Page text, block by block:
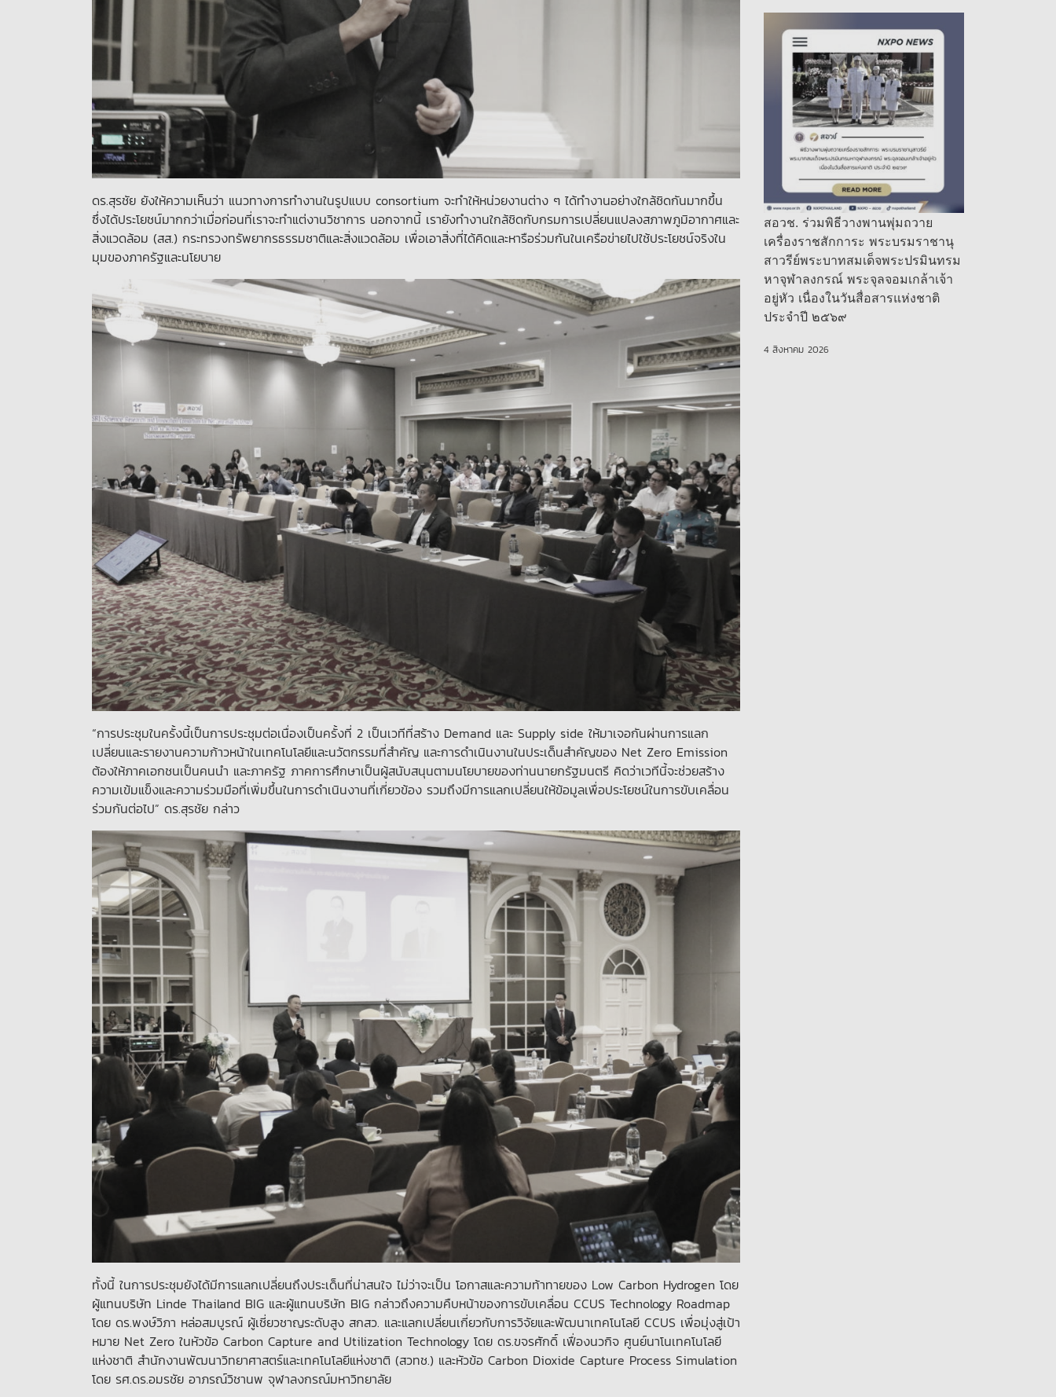
ดร.สุรชัย ยังให้ความเห็นว่า แนวทางการทำงานในรูปแบบ consortium จะทำให้หน่วยงานต่าง ๆ ได้ทำงานอย่างใกล้ชิดกันมากขึ้น
ซึ่งได้ประโยชน์มากกว่าเมื่อก่อนที่เราจะทำแต่งานวิชาการ นอกจากนี้ เรายังทำงานใกล้ชิดกับกรมการเปลี่ยนแปลงสภาพภูมิอากาศและ
สิ่งแวดล้อม (สส.) กระทรวงทรัพยากรธรรมชาติและสิ่งแวดล้อม เพื่อเอาสิ่งที่ได้คิดและหารือร่วมกันในเครือข่ายไปใช้ประโยชน์จริงใน
มุมของภาครัฐและนโยบาย
“การประชุมในครั้งนี้เป็นการประชุมต่อเนื่องเป็นครั้งที่ 2 เป็นเวทีที่สร้าง Demand และ Supply side ให้มาเจอกันผ่านการแลก
เปลี่ยนและรายงานความก้าวหน้าในเทคโนโลยีและนวัตกรรมที่สำคัญ และการดำเนินงานในประเด็นสำคัญของ Net Zero Emission
ต้องให้ภาคเอกชนเป็นคนนำ และภาครัฐ ภาคการศึกษาเป็นผู้สนับสนุนตามนโยบายของท่านนายกรัฐมนตรี คิดว่าเวทีนี้จะช่วยสร้าง
ความเข้มแข็งและความร่วมมือที่เพิ่มขึ้นในการดำเนินงานที่เกี่ยวข้อง รวมถึงมีการแลกเปลี่ยนให้ข้อมูลเพื่อประโยชน์ในการขับเคลื่อน
ร่วมกันต่อไป” ดร.สุรชัย กล่าว
ทั้งนี้ ในการประชุมยังได้มีการแลกเปลี่ยนถึงประเด็นที่น่าสนใจ ไม่ว่าจะเป็น โอกาสและความท้าทายของ Low Carbon Hydrogen โดย
ผู้แทนบริษัท Linde Thailand BIG และผู้แทนบริษัท BIG กล่าวถึงความคืบหน้าของการขับเคลื่อน CCUS Technology Roadmap
โดย ดร.พงษ์วิภา หล่อสมบูรณ์ ผู้เชี่ยวชาญระดับสูง สกสว. และแลกเปลี่ยนเกี่ยวกับการวิจัยและพัฒนาเทคโนโลยี CCUS เพื่อมุ่งสู่เป้า
หมาย Net Zero ในหัวข้อ Carbon Capture and Utilization Technology โดย ดร.ขจรศักดิ์ เฟื่องนวกิจ ศูนย์นาโนเทคโนโลยี
แห่งชาติ สำนักงานพัฒนาวิทยาศาสตร์และเทคโนโลยีแห่งชาติ (สวทช.) และหัวข้อ Carbon Dioxide Capture Process Simulation
โดย รศ.ดร.อมรชัย อาภรณ์วิชานพ จุฬาลงกรณ์มหาวิทยาลัย
สอวช. ร่วมพิธีวางพานพุ่มถวาย
เครื่องราชสักการะ พระบรมราชานุ
สาวรีย์พระบาทสมเด็จพระปรมินทรม
หาจุฬาลงกรณ์ พระจุลจอมเกล้าเจ้า
อยู่หัว เนื่องในวันสื่อสารแห่งชาติ
ประจำปี ๒๕๖๙
4 สิงหาคม 2026